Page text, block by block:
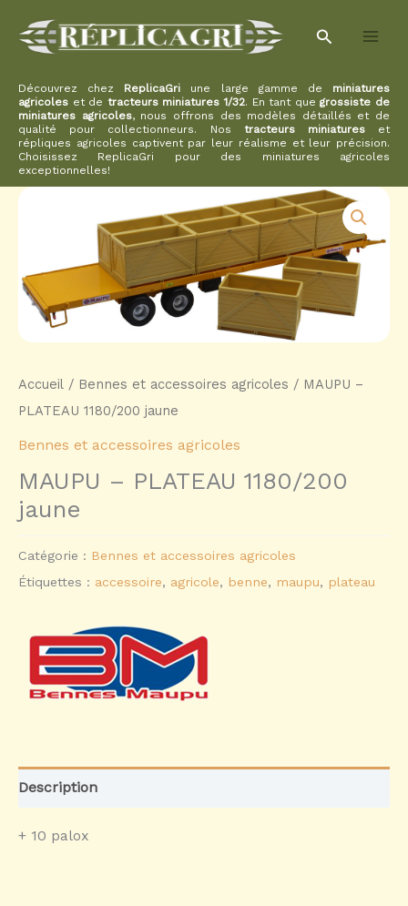
Rechercher
Découvrez chez ReplicaGri une large gamme de miniatures
agricoles et de tracteurs miniatures 1/32. En tant quegrossiste de
miniatures agricoles, nous offrons des modèles détaillés et de
qualité pour collectionneurs. Nos tracteurs miniatureset
répliques agricoles captivent par leur réalisme et leur précision.
Choisissez ReplicaGri pour des miniatures agricoles
exceptionnelles!
Accueil / Bennes et accessoires agricoles / MAUPU –
PLATEAU 1180/200 jaune
Bennes et accessoires agricoles
MAUPU – PLATEAU 1180/200
jaune
Catégorie : Bennes et accessoires agricoles
Étiquettes : accessoire, agricole, benne, maupu, plateau
Description
+ 10 palox